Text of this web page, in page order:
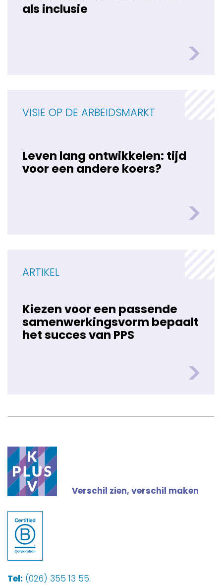
als inclusie
VISIE OP DE ARBEIDSMARKT
Leven lang ontwikkelen: tijd
voor een andere koers?
ARTIKEL
Kiezen voor een passende
samenwerkingsvorm bepaalt
het succes van PPS
Verschil zien, verschil maken
Tel: (026) 355 13 55